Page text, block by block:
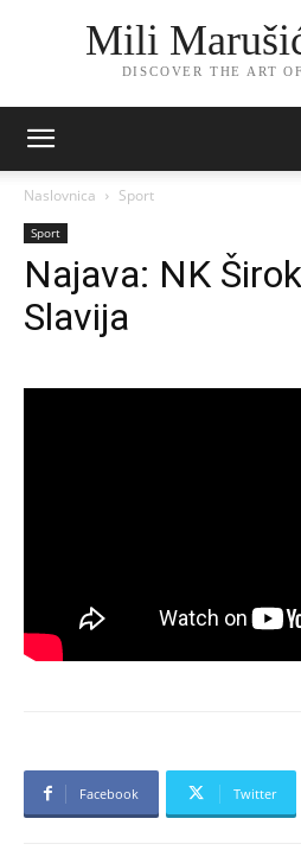
Mili
DISCOVER THE ART
Naslovnica Sport
Sport
Najava: NK
Slavija
Facebook Twitter